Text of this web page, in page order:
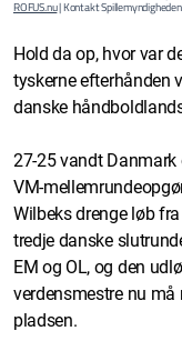
ROFUS.nu| Kontakt
Hold da op, hvor var
tyskerne
danske
27-25 vandt
VM-
Wilbeks drenge løb
tredje danske
EM og OL, og den
verdensmestre nu
pladsen.